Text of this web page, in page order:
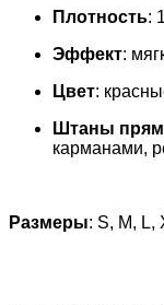
Плотность:
Эффект:
Цвет:
Штаны
карманами,
Размеры: S, M, L,